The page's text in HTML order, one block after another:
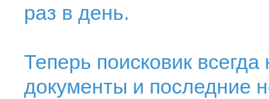
раз в день.
Теперь поисковик
документы и последние